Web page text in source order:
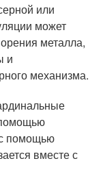
или
может
металла,
и
механизма.
помощью
вместе с